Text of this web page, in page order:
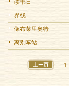
读书日
界线
像布莱里奥特
离别车站
1